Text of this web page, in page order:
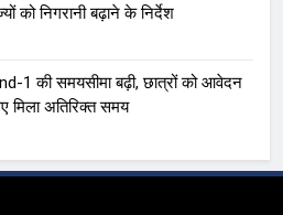
को निगरानी बढ़ाने के निर्देश
1 की समयसीमा बढ़ी, छात्रों को आवेदन
मिला अतिरिक्त समय